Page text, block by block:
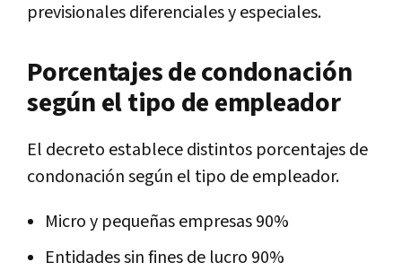
previsionales diferenciales y especiales.
Porcentajes de condonación
según el tipo de empleador
El decreto establece distintos porcentajes de
condonación según el tipo de empleador.
Micro y pequeñas empresas 90%
Entidades sin fines de lucro 90%